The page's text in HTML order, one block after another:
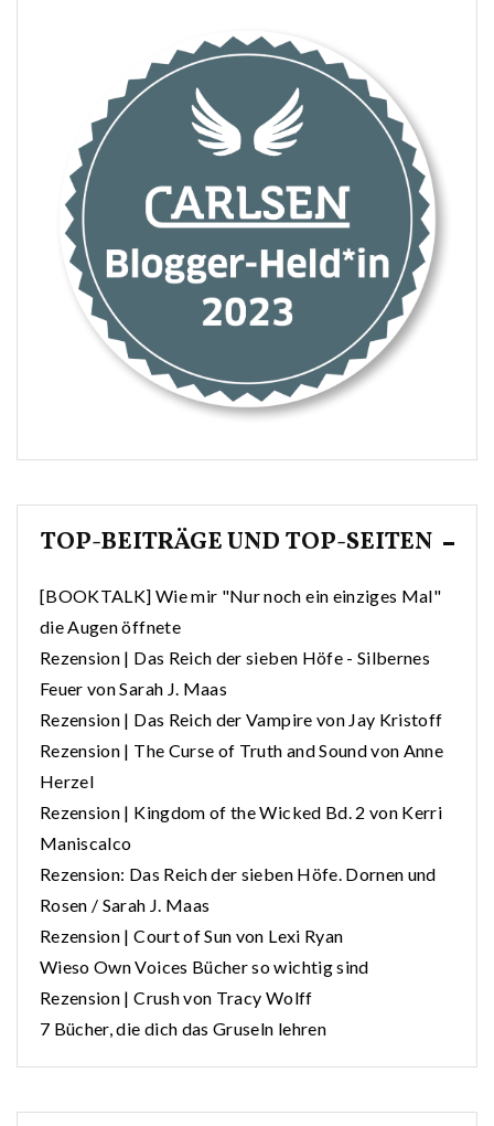
TOP-BEITRÄGE UND TOP-SEITEN
[BOOKTALK] Wie mir "Nur noch ein einziges Mal"
die Augen öffnete
Rezension | Das Reich der sieben Höfe - Silbernes
Feuer von Sarah J. Maas
Rezension | Das Reich der Vampire von Jay Kristoff
Rezension | The Curse of Truth and Sound von Anne
Herzel
Rezension | Kingdom of the Wicked Bd. 2 von Kerri
Maniscalco
Rezension: Das Reich der sieben Höfe. Dornen und
Rosen / Sarah J. Maas
Rezension | Court of Sun von Lexi Ryan
Wieso Own Voices Bücher so wichtig sind
Rezension | Crush von Tracy Wolff
7 Bücher, die dich das Gruseln lehren